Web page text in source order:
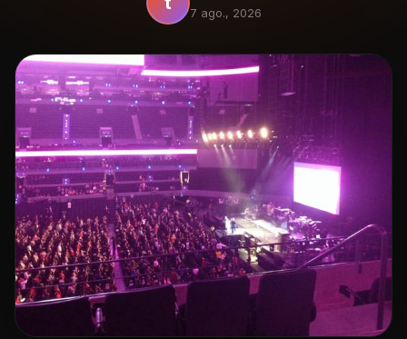
7 ago., 2026